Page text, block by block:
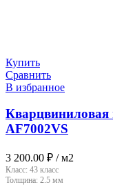
Купить
Сравнить
В избранное
Кварцвиниловая
AF7002VS
3 200.00 ₽ / м2
Класс: 43 класс
Толщина: 2.5 мм